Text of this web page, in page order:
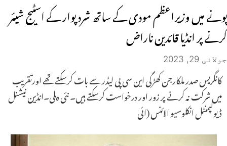
پونے میں وزیراعظم مودی کے ساتھ شرد پوار کے اسٹیج شیئر
کرنے پر انڈیا قائدین ناراض
جولائی 29, 2023
کانگریس صدر ملکارجن کھڑگی این سی پی لیڈر سے بات کرسکتے تھے اورتقریب
میں شرکت نہ کرنے پر زور اور درخواست کرسکتے ہیں۔ نئی دہلی۔انڈین نیشنل
ڈیولپمنٹل انکلوسیو الائنس (ائی